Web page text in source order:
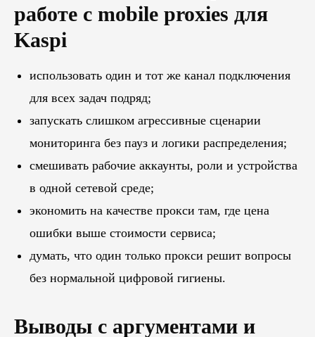
работе с mobile proxies для
Kaspi
использовать один и тот же канал подключения
для всех задач подряд;
запускать слишком агрессивные сценарии
мониторинга без пауз и логики распределения;
смешивать рабочие аккаунты, роли и устройства
в одной сетевой среде;
экономить на качестве прокси там, где цена
ошибки выше стоимости сервиса;
думать, что один только прокси решит вопросы
без нормальной цифровой гигиены.
Выводы с аргументами и